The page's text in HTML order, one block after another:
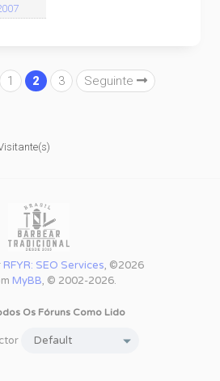
1 2 3 Seguinte
RFYR: SEO Services, ©2026
MyBB, © 2002-2026.
Os Fóruns Como Lido